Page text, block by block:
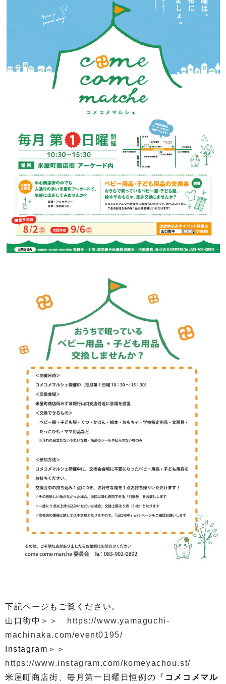
下記ページもご覧ください。
山口街中＞＞
https://www.yamaguchi-
machinaka.com/event0195/
Instagram＞＞
https://www.instagram.com/komeyachou.st/
米屋町商店街、毎月第一日曜日恒例の『 コメコメマル